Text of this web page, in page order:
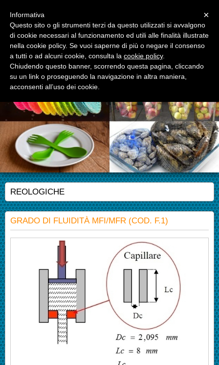
APM S.r.l.
Advanced Polymer Materials
REOLOGICHE
GRADO DI FLUIDITÀ MFI/MFR (COD. F.1)
×
Informativa
Questo sito o gli strumenti terzi da questo utilizzati si avvalgono
di cookie necessari al funzionamento ed utili alle finalità illustrate
nella cookie policy. Se vuoi saperne di più o negare il consenso
a tutti o ad alcuni cookie, consulta la cookie policy.
Chiudendo questo banner, scorrendo questa pagina, cliccando
su un link o proseguendo la navigazione in altra maniera,
acconsenti all’uso dei cookie.